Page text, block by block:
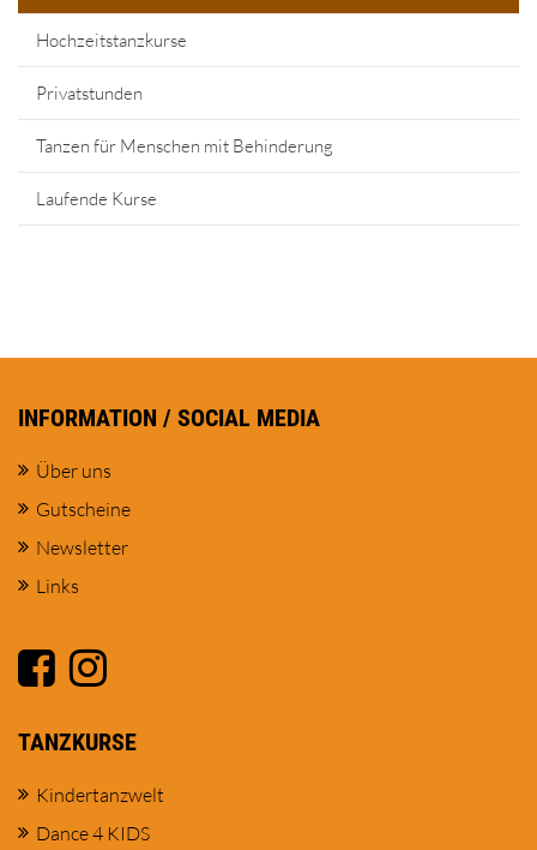
Hochzeitstanzkurse
Privatstunden
Tanzen für Menschen mit Behinderung
Laufende Kurse
INFORMATION / SOCIAL MEDIA
Über uns
Gutscheine
Newsletter
Links
TANZKURSE
Kindertanzwelt
Dance 4 KIDS